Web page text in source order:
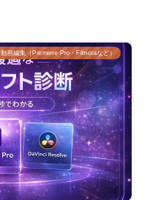
動画編集（Premiere Pro・Filmoraなど）